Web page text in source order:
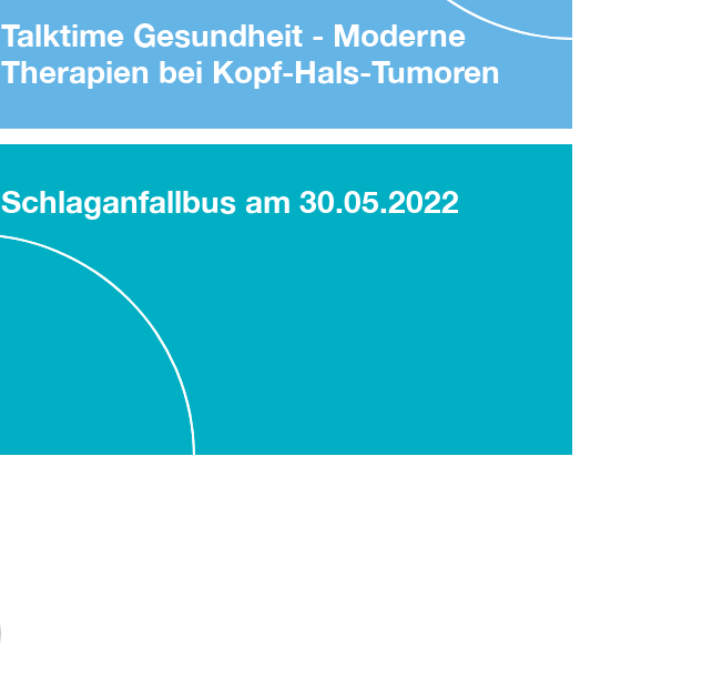
Talktime Gesundheit - Moderne
Therapien bei Kopf-Hals-Tumoren
Schlaganfallbus am 30.05.2022